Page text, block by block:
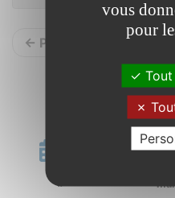
← Précédents
«
vous
pour